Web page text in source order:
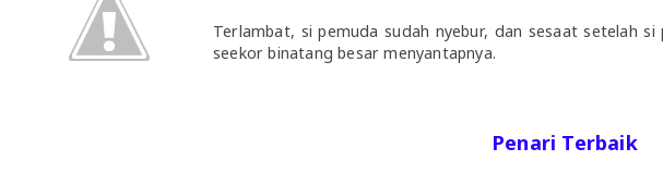
Terlambat, si pemuda sudah nyebur, dan sesaat setelah
seekor binatang besar menyantapnya.
Penari Terbaik